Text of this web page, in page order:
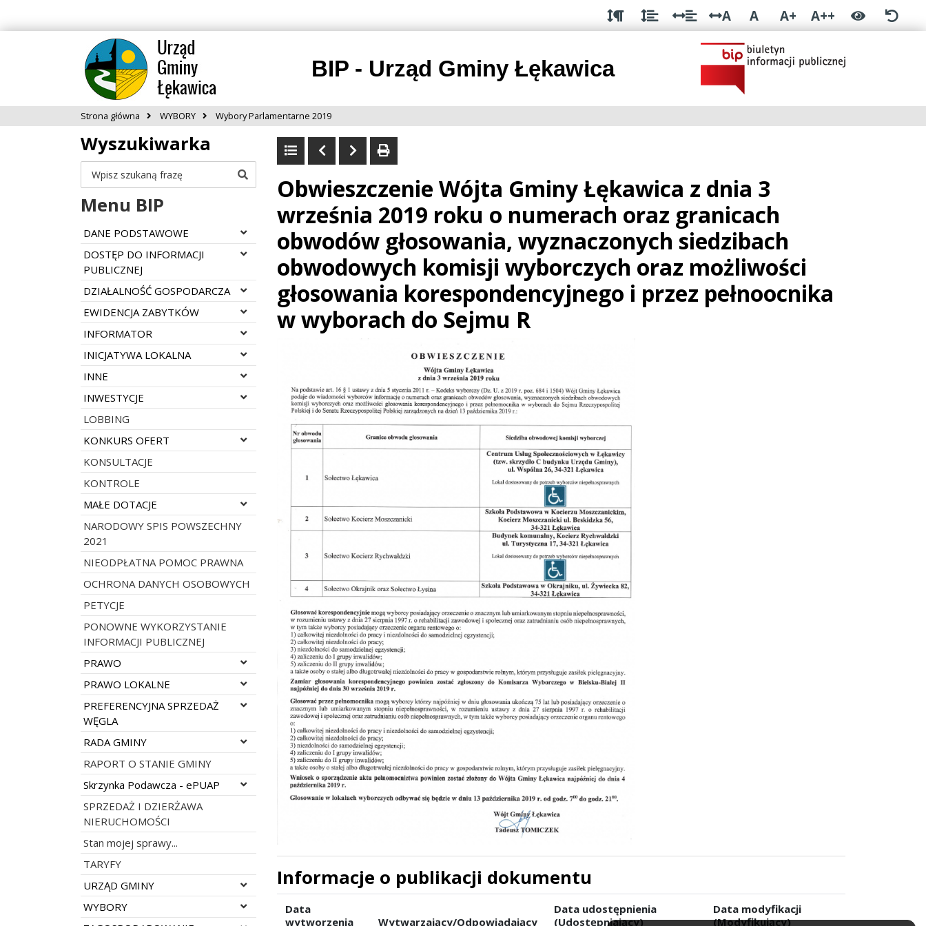
A A A+ A++
BIP - Urząd Gminy Łękawica
Strona główna WYBORY Wybory Parlamentarne 2019
Wyszukiwarka
Szukaj
Menu BIP
Rozwiń menu
DANE PODSTAWOWE
Rozwiń menu
DOSTĘP DO INFORMACJI
PUBLICZNEJ
Rozwiń menu
DZIAŁALNOŚĆ GOSPODARCZA
Rozwiń menu
EWIDENCJA ZABYTKÓW
Rozwiń menu
INFORMATOR
Rozwiń menu
INICJATYWA LOKALNA
Rozwiń menu
INNE
Rozwiń menu
INWESTYCJE
LOBBING
Rozwiń menu
KONKURS OFERT
KONSULTACJE
KONTROLE
Rozwiń menu
MAŁE DOTACJE
NARODOWY SPIS POWSZECHNY
2021
NIEODPŁATNA POMOC PRAWNA
OCHRONA DANYCH OSOBOWYCH
PETYCJE
PONOWNE WYKORZYSTANIE
INFORMACJI PUBLICZNEJ
Rozwiń menu
PRAWO
Rozwiń menu
PRAWO LOKALNE
Rozwiń menu
PREFERENCYJNA SPRZEDAŻ
WĘGLA
Rozwiń menu
RADA GMINY
RAPORT O STANIE GMINY
Rozwiń menu
Skrzynka Podawcza - ePUAP
SPRZEDAŻ I DZIERŻAWA
NIERUCHOMOŚCI
Stan mojej sprawy...
TARYFY
Rozwiń menu
URZĄD GMINY
Rozwiń menu
WYBORY
Obwieszczenie Wójta Gminy Łękawica z dnia 3
września 2019 roku o numerach oraz granicach
obwodów głosowania, wyznaczonych siedzibach
obwodowych komisji wyborczych oraz możliwości
głosowania korespondencyjnego i przez pełnoocnika
w wyborach do Sejmu R
Informacje o publikacji dokumentu
Data
wytworzenia
Wytwarzający/Odpowiadający
Data udostępnienia
(Udostępniający)
Data modyfikacji
(Modyfikujący)